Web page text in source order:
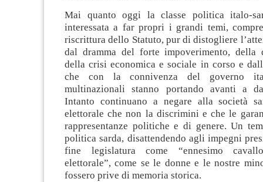
Mai quanto oggi la classe politica italo-
interessata a far propri i grandi temi,
riscrittura dello Statuto, pur di distogliere
dal dramma del forte impoverimento, della
della crisi economica e sociale in corso e
che con la connivenza del governo
multinazionali stanno portando avanti a
Intanto continuano a negare alla società
elettorale che non la discrimini e che le
rappresentanze politiche e di genere. Un
politica sarda, disattendendo agli impegni
fine legislatura come “ennesimo
elettorale”, come se le donne e le nostre
fossero prive di memoria storica.